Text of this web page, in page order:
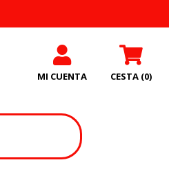
MI CUENTA CESTA (0)